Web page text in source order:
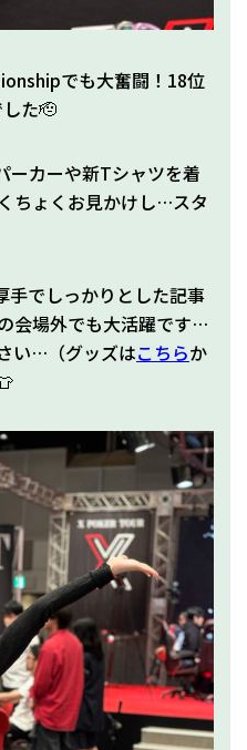
でも大奮闘！18位
た🫡
ーカーや新Tシャツを着
ちょくお見かけし…スタ
手でしっかりとした記事
会場外でも大活躍です…
い…（グッズはこちらか